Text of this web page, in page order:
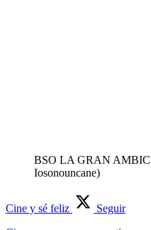
BSO LA GRAN
Iosonouncane)
Cine y sé feliz
Seguir